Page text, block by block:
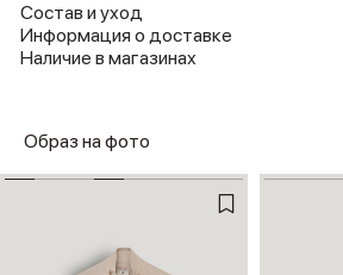
Состав и уход
Информация о доставке
Наличие в магазинах
Образ на фото